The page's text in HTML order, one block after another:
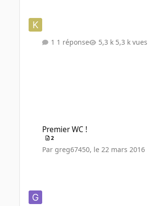
1 réponse 5,3 k vues
Premier WC !
2
Pargreg67450, le 22 mars 2016